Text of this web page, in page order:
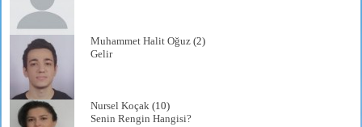
Muhammet Halit Oğuz (2)
Gelir
Nursel Koçak (10)
Senin Rengin Hangisi?